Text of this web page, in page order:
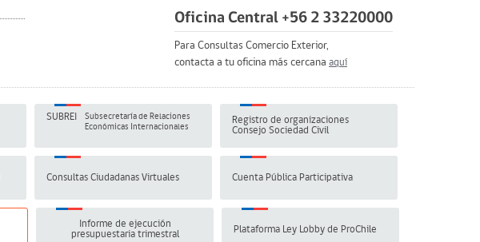
Oficina Central +56 2 33220000
Para Consultas Comercio Exterior,
contacta a tu oficina más cercana aquí
SUBREI
Subsecretaría de Relaciones
Económicas Internacionales
Registro de organizaciones
Consejo Sociedad Civil
Consultas Ciudadanas Virtuales Cuenta Pública Participativa
Informe de ejecución
presupuestaria trimestral
Plataforma Ley Lobby de ProChile